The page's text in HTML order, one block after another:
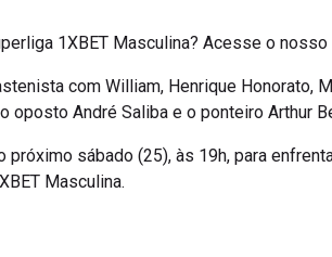
1XBET Masculina? Acesse o nosso
com William, Henrique Honorato,
oposto André Saliba e o ponteiro Arthur
sábado (25), às 19h, para
Masculina.